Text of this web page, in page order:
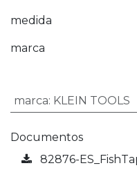
medida
marca
marca: KLEIN TOOLS
Documentos
82876-